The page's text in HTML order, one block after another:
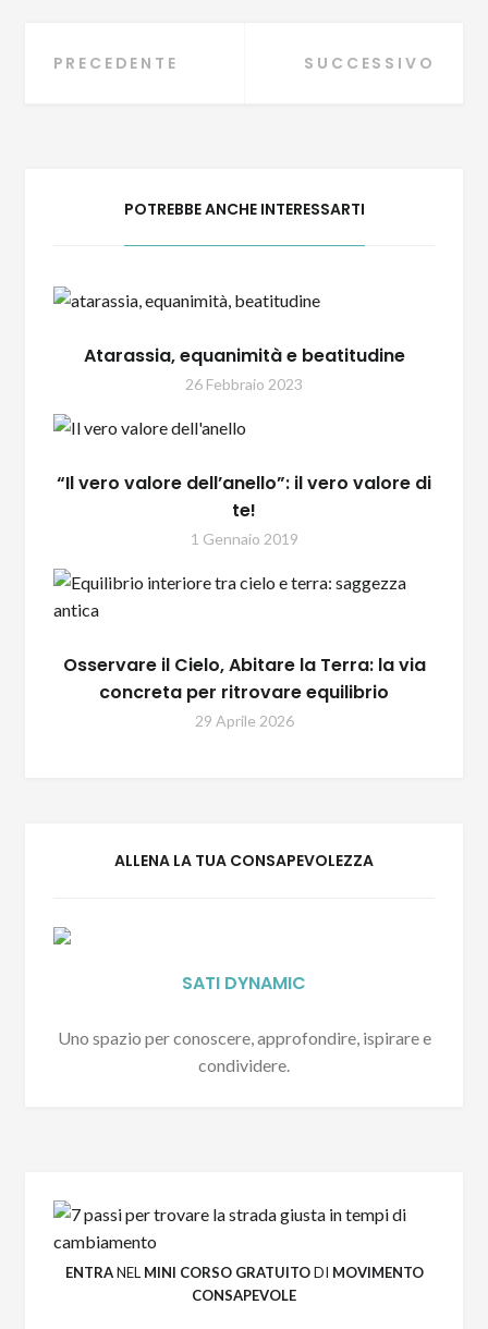
Navigazione
PRECEDENTE SUCCESSIVO
POTREBBE ANCHE INTERESSARTI
Atarassia, equanimità e beatitudine
26 Febbraio 2023
“Il vero valore dell’anello”: il vero valore di
te!
1 Gennaio 2019
Osservare il Cielo, Abitare la Terra: la via
concreta per ritrovare equilibrio
29 Aprile 2026
ALLENA LA TUA CONSAPEVOLEZZA
SATI DYNAMIC
Uno spazio per conoscere, approfondire, ispirare e
condividere.
ENTRANELMINI CORSO GRATUITODI MOVIMENTO
CONSAPEVOLE
ispirazioni, notizie sui prossimi ritiri ed
esperienze di consapevolezza ed offerte